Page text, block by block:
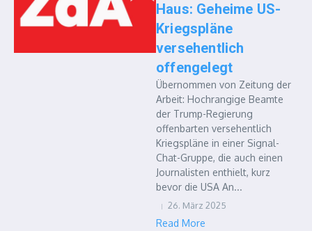
Haus: Geheime US-
Kriegspläne
versehentlich
offengelegt
Übernommen von Zeitung der
Arbeit: Hochrangige Beamte
der Trump-Regierung
offenbarten versehentlich
Kriegspläne in einer Signal-
Chat-Gruppe, die auch einen
Journalisten enthielt, kurz
bevor die USA An...
26. März 2025
Read More